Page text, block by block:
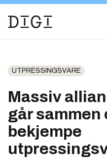
UTPRESSINGSVARE
Massiv
går sammen
bekjempe